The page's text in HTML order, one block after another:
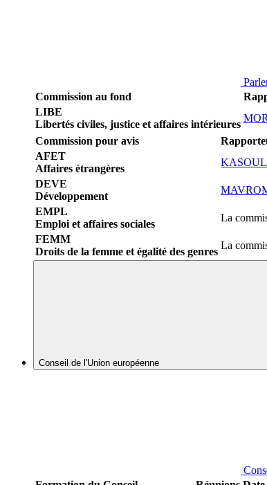
Commission au fond
LIBE
Libertés civiles, justice et affaires intérieures
Commission pour avis
AFET
Affaires étrangères
DEVE
Développement
EMPL
Emploi et affaires sociales
La
FEMM
Droits de la femme et égalité des genres
La
Conseil de l'Union européenne